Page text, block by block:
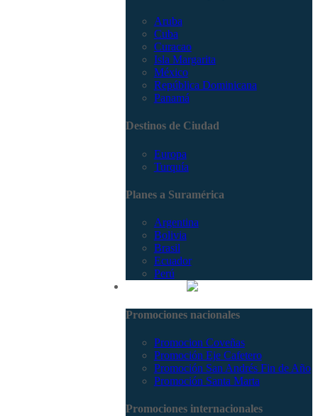
Aruba
Cuba
Curacao
Isla Margarita
México
República Dominicana
Panamá
Destinos de Ciudad
Europa
Turquía
Planes a Suramérica
Argentina
Bolivia
Brasil
Ecuador
Perú
Promociones nacionales
Promocion Coveñas
Promoción Eje Cafetero
Promoción San Andrés Fin de Año
Promoción Santa Marta
Promociones internacionales